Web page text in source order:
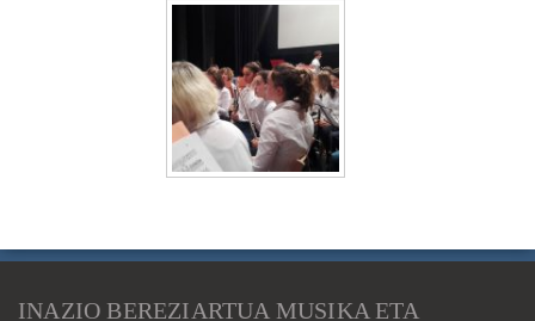
INAZIO BEREZIARTUA MUSIKA ETA